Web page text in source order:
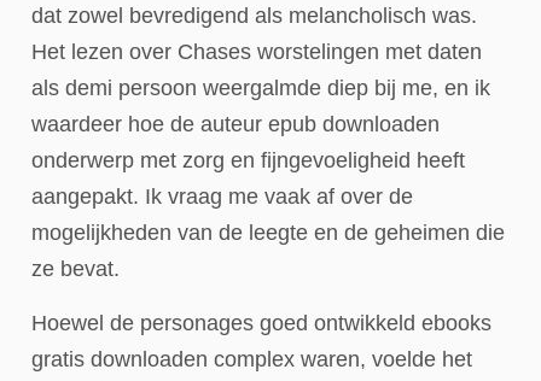
dat zowel bevredigend als melancholisch was.
Het lezen over Chases worstelingen met daten
als demi persoon weergalmde diep bij me, en ik
waardeer hoe de auteur epub downloaden
onderwerp met zorg en fijngevoeligheid heeft
aangepakt. Ik vraag me vaak af over de
mogelijkheden van de leegte en de geheimen die
ze bevat.
Hoewel de personages goed ontwikkeld ebooks
gratis downloaden complex waren, voelde het